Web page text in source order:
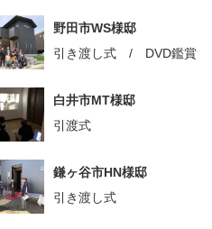
野田市WS様邸
引き渡し式 / DVD鑑賞
白井市MT様邸
引渡式
鎌ヶ谷市HN様邸
引き渡し式